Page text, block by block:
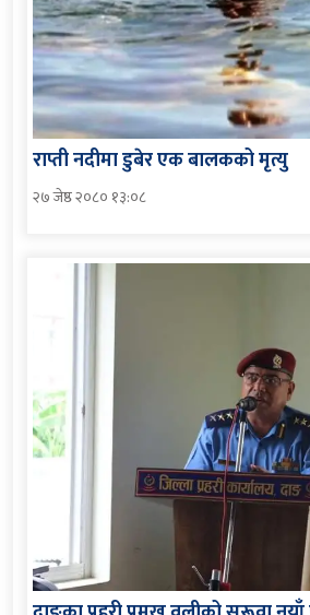
राप्ती नदीमा डुबेर एक बालकको मृत्यु
२७ जेष्ठ २०८० १३:०८